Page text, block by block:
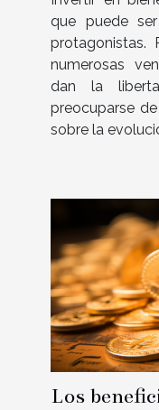
que puede
protagonistas.
numerosas
dan la
preocuparse
sobre la
Los